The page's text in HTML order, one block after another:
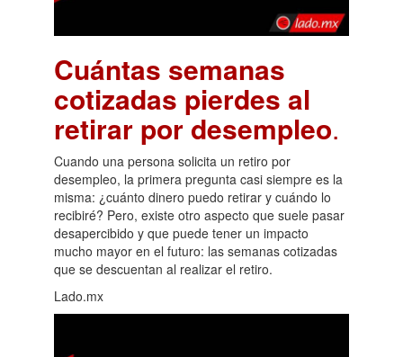
Cuántas semanas
cotizadas pierdes al
retirar por desempleo.
Cuando una persona solicita un retiro por
desempleo, la primera pregunta casi siempre es la
misma: ¿cuánto dinero puedo retirar y cuándo lo
recibiré? Pero, existe otro aspecto que suele pasar
desapercibido y que puede tener un impacto
mucho mayor en el futuro: las semanas cotizadas
que se descuentan al realizar el retiro.
Lado.mx